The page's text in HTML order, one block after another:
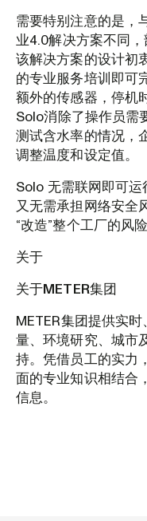
需要特别注意的是，
业4.0解决方案不同，
该解决方案的设计初
的专业服务培训即可
额外的传感器，停机
Solo消除了操作员需
测试含水率的情况，
调整温度和设定值。
Solo 无需联网即可运
又无需承担网络安全
“改造”整个工厂的风险
关于
关于METER集团
METER集团提供实
量、环境研究、城市
持。凭借员工的实力
面的专业知识相结合
信息。